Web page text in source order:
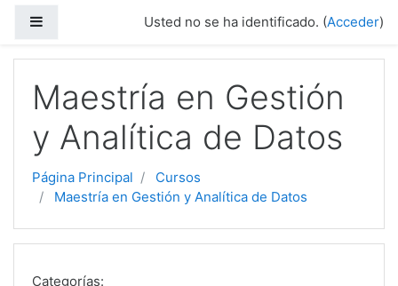
Usted no se ha identificado. (Acceder)
Maestría en Gestión
y Analítica de Datos
Página Principal
Cursos
Maestría en Gestión y Analítica de Datos
Categorías: